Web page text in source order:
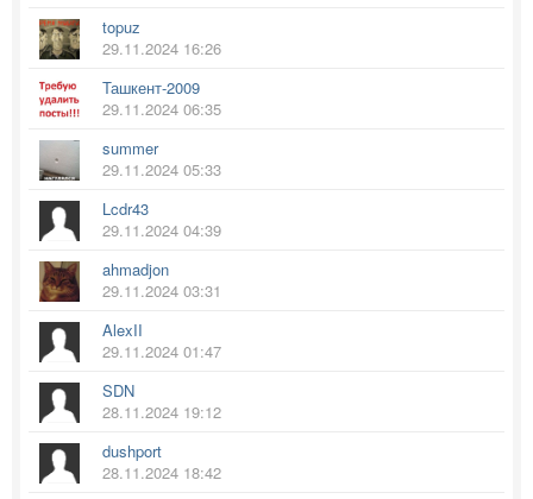
topuz
29.11.2024 16:26
Ташкент-2009
29.11.2024 06:35
summer
29.11.2024 05:33
Lcdr43
29.11.2024 04:39
ahmadjon
29.11.2024 03:31
AlexII
29.11.2024 01:47
SDN
28.11.2024 19:12
dushport
28.11.2024 18:42